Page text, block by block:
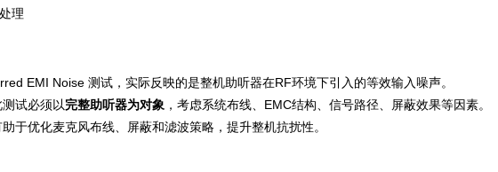
理
EMI Noise 测试，实际反映的是整机助听器在RF环境下引入的等效输入噪声。
试必须以完整助听器为对象 ，考虑系统布线、EMC结构、信号路径、屏蔽效果等因素。
于优化麦克风布线、屏蔽和滤波策略，提升整机抗扰性。